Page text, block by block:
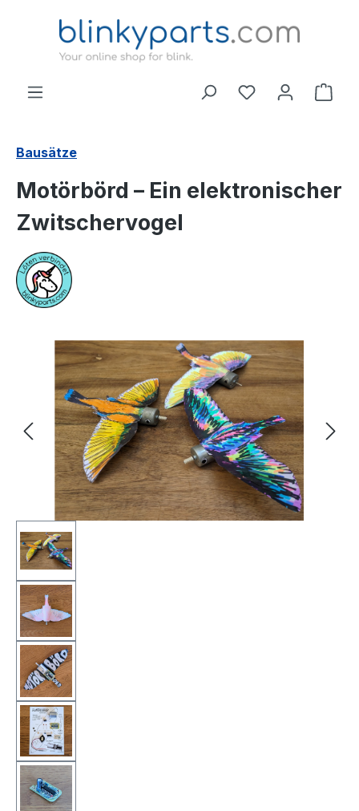
Zum Hauptinhalt springen
Bausätze
Motörbörd – Ein elektronischer
Zwitschervogel
Bildergalerie überspringen